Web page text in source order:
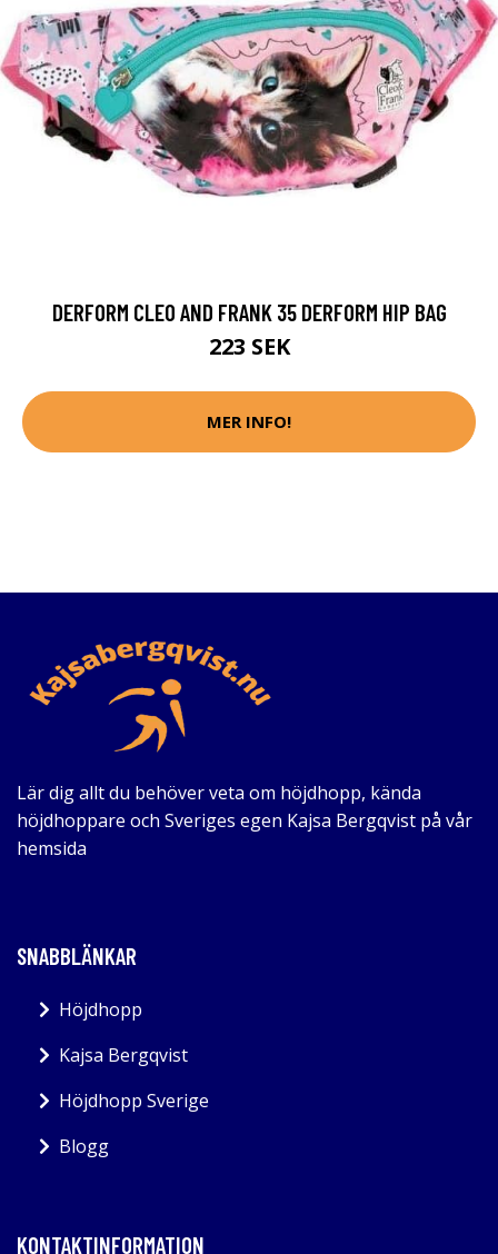
DERFORM CLEO AND FRANK 35 DERFORM HIP BAG
223 SEK
MER INFO!
Lär dig allt du behöver veta om höjdhopp, kända
höjdhoppare och Sveriges egen Kajsa Bergqvist på vår
hemsida
SNABBLÄNKAR
Höjdhopp
Kajsa Bergqvist
Höjdhopp Sverige
Blogg
KONTAKTINFORMATION